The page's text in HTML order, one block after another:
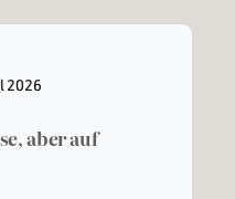
2026
aber auf